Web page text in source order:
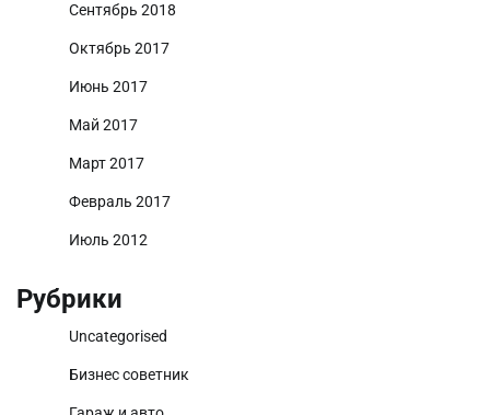
Сентябрь 2018
Октябрь 2017
Июнь 2017
Май 2017
Март 2017
Февраль 2017
Июль 2012
Рубрики
Uncategorised
Бизнес советник